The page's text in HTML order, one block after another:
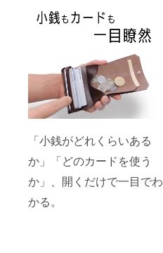
「小銭がどれくらいある
か」「どのカードを使う
か」、開くだけで一目でわ
かる。